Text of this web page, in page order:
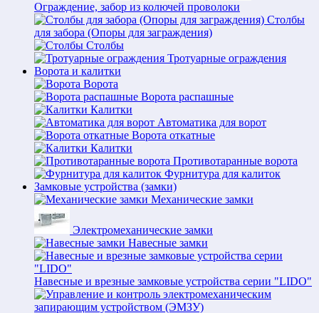
Ограждение, забор из колючей проволоки
Столбы
для забора (Опоры для заграждения)
Столбы
Тротуарные ограждения
Ворота и калитки
Ворота
Ворота распашные
Калитки
Автоматика для ворот
Ворота откатные
Калитки
Противотаранные ворота
Фурнитура для калиток
Замковые устройства (замки)
Механические замки
Электромеханические замки
Навесные замки
Навесные и врезные замковые устройства серии "LIDO"